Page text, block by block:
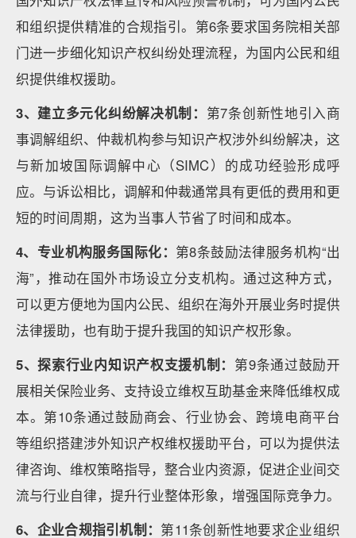
和组织提供精准的合规指引。第6条要求国务院相关部
门进一步细化知识产权纠纷处理流程，为国内公民和组
织提供维权援助。
3、建立多元化纠纷解决机制： 第7条创新性地引入商
事调解组织、仲裁机构参与知识产权涉外纠纷解决，这
与新加坡国际调解中心（SIMC）的成功经验形成呼
应。与诉讼相比，调解和仲裁通常具有更低的费用和更
短的时间周期，这为当事人节省了时间和成本。
4、专业机构服务国际化： 第8条鼓励法律服务机构“出
海”，推动在国外市场设立分支机构。通过这种方式，
可以更方便地为国内公民、组织在海外开展业务时提供
法律援助，也有助于提升我国的知识产权形象。
5、探索行业内知识产权支援机制： 第9条通过鼓励开
展相关保险业务、支持设立维权互助基金来降低维权成
本。第10条通过鼓励商会、行业协会、跨境电商平台
等组织搭建涉外知识产权维权援助平台，可以为提供法
律咨询、维权策略指导，整合业内资源，促进企业间交
流与行业自律，提升行业整体形象，增强国际竞争力。
6、企业合规指引机制： 第11条创新性地要求企业组织